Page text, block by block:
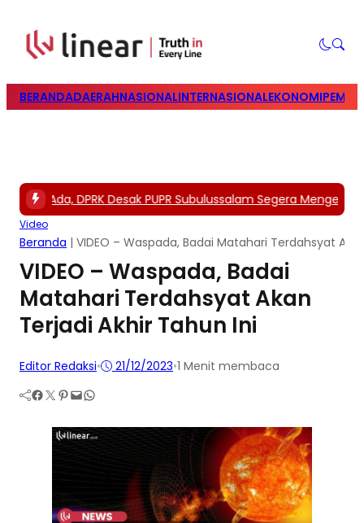
BERANDADAERAHNASIONALINTERNASIONALEKONOMIPEMILU
Ada, DPRK Desak PUPR Subulussalam Segera
Video
Beranda | VIDEO – Waspada, Badai Matahari Terdahsyat
VIDEO – Waspada, Badai
Matahari Terdahsyat Akan
Terjadi Akhir Tahun Ini
Editor Redaksi• 21/12/2023•1 Menit membaca
Facebook Twitter Pinterest Mail WhatsApp